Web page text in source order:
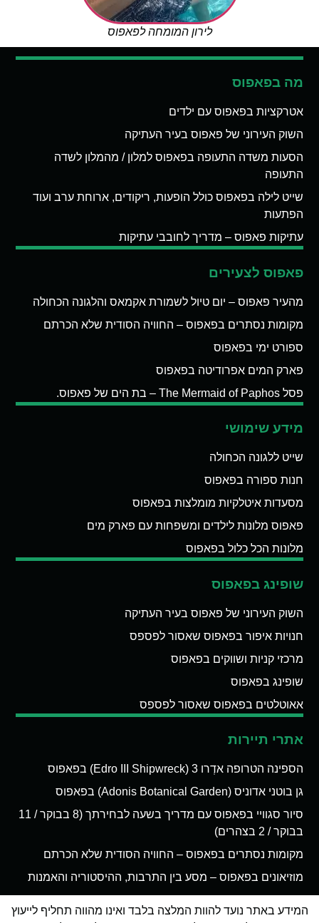
לירון המומחה לפאפוס
מה בפאפוס
אטרקציות בפאפוס עם ילדים
השוק העירוני של פאפוס בעיר העתיקה
הסעות משדה התעופה בפאפוס למלון / מהמלון לשדה
התעופה
שייט לילה בפאפוס כולל הופעות, ריקודים, ארוחת ערב ועוד
הפתעות
עתיקות פאפוס – מדריך לחובבי עתיקות
פאפוס לצעירים
מהעיר פאפוס – יום טיול לשמורת אקמאס והלגונה הכחולה
מקומות נסתרים בפאפוס – החוויה הסודית שלא הכרתם
ספורט ימי בפאפוס
פארק המים אפרודיטה בפאפוס
פסל The Mermaid of Paphos – בת הים של פאפוס.
מידע שימושי
שייט ללגונה הכחולה
חנות ספורה בפאפוס
מסעדות איטלקיות מומלצות בפאפוס
פאפוס מלונות לילדים ומשפחות עם פארק מים
מלונות הכל כלול בפאפוס
שופינג בפאפוס
השוק העירוני של פאפוס בעיר העתיקה
חנויות איפור בפאפוס שאסור לפספס
מרכזי קניות ושווקים בפאפוס
שופינג בפאפוס
אאוטלטים בפאפוס שאסור לפספס
אתרי תיירות
הספינה הטרופה אדְרו 3 (Edro III Shipwreck) בפאפוס
גן בוטני אדוניס (Adonis Botanical Garden) בפאפוס
סיור סגוויי בפאפוס עם מדריך בשעה לבחירתך (8 בבוקר / 11
בבוקר / 2 בצהרים)
מקומות נסתרים בפאפוס – החוויה הסודית שלא הכרתם
מוזיאונים בפאפוס – מסע בין התרבות, ההיסטוריה והאמנות
המידע באתר נועד להוות המלצה בלבד ואינו מהווה תחליף לייעוץ